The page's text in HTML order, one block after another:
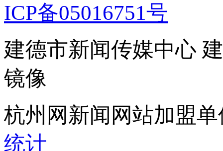
ICP备05016751号
建德市新闻传媒中心
镜像
杭州网新闻网站加盟
统计